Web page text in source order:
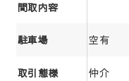
間取内容
駐車場 空有
取引態様 仲介